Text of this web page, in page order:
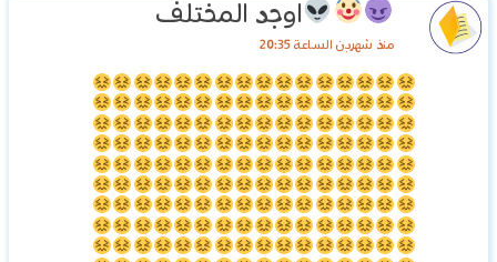
اوجد المختلف
منذ شهرين الساعة 20:35